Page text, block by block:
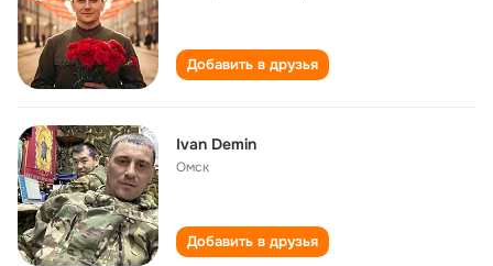
Добавить в друзья
Ivan Demin
Омск
Добавить в друзья